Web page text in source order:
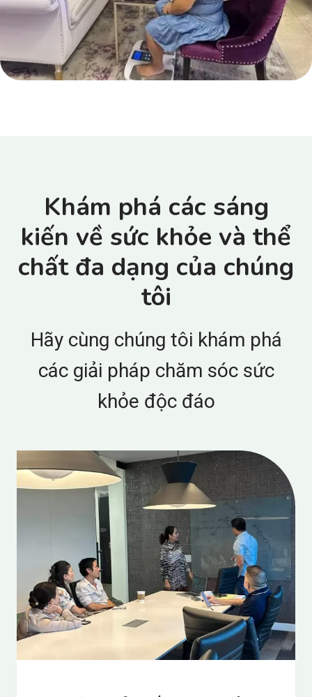
Khám phá các sáng
kiến về sức khỏe và thể
chất đa dạng của chúng
tôi
Hãy cùng chúng tôi khám phá
các giải pháp chăm sóc sức
khỏe độc đáo